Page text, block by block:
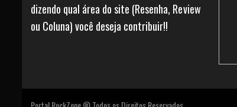
dizendo qual área do site (Resenha, Review
ou Coluna) você deseja contribuir!!